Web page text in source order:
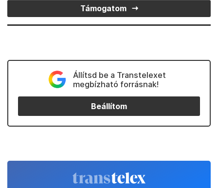
Támogatom
Állítsd be a Transtelexet
megbízható forrásnak!
Beállítom